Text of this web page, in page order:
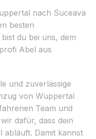
nach Suceava
besten
du bei uns, dem
Abel aus
und zuverlässige
von Wuppertal
Team und
dafür, dass dein
abläuft. Damit kannst